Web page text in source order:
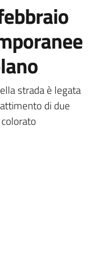
strada è legata
di due